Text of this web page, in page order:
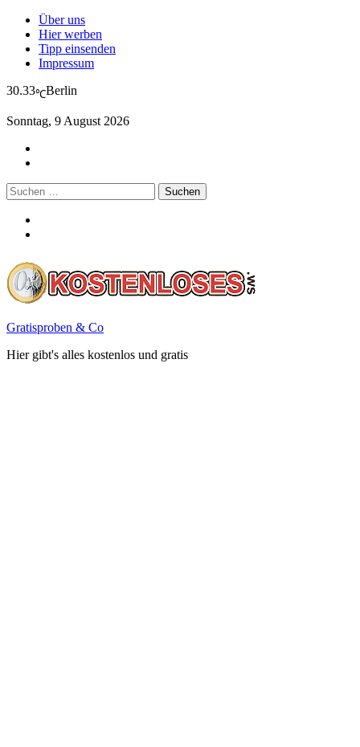
Über uns
Hier werben
Tipp einsenden
Impressum
30.33℃Berlin
Sonntag, 9 August 2026
Suchen
nach:
Gratisproben & Co
Hier gibt's alles kostenlos und gratis